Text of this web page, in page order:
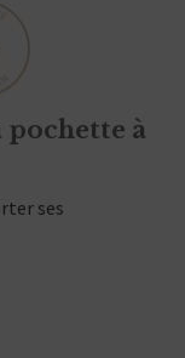
pochette à
ses